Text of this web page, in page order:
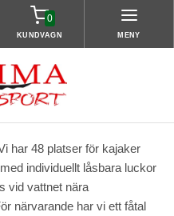
0
KUNDVAGN MENY
har 48 platser för kajaker
individuellt låsbara luckor
vid vattnet nära
närvarande har vi ett fåtal